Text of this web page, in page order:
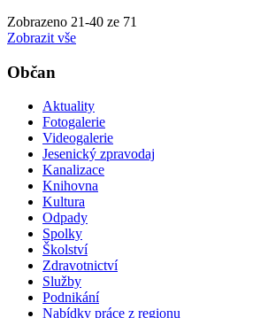
Zobrazeno 21-40 ze 71
Zobrazit vše
Občan
Aktuality
Fotogalerie
Videogalerie
Jesenický zpravodaj
Kanalizace
Knihovna
Kultura
Odpady
Spolky
Školství
Zdravotnictví
Služby
Podnikání
Nabídky práce z regionu